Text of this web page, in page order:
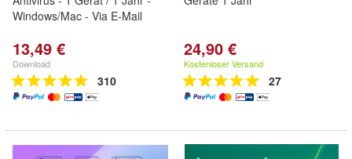
Windows/Mac - Via E-Mail
13,49 €
Download
310
24,90 €
Kostenloser Versand
27